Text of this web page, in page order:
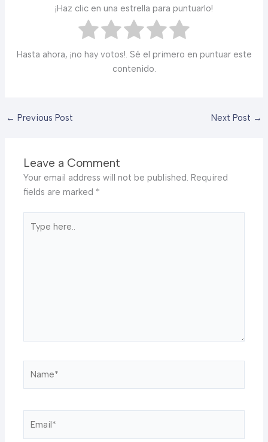
¡Haz clic en una estrella para puntuarlo!
Hasta ahora, ¡no hay votos!. Sé el primero en puntuar este
contenido.
← Previous Post Next Post →
Leave a Comment
Your email address will not be published. Required
fields are marked *
here..